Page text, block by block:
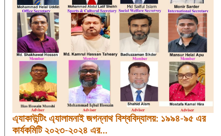
এ্যাকাউন্টিং এ্যালামনাই জগন্নাথ বিশ্ববিদ্যালয়: ১৯৯৪-৯৫ এর
কার্যকমিটি ২০২৩-২০২৪ এর...